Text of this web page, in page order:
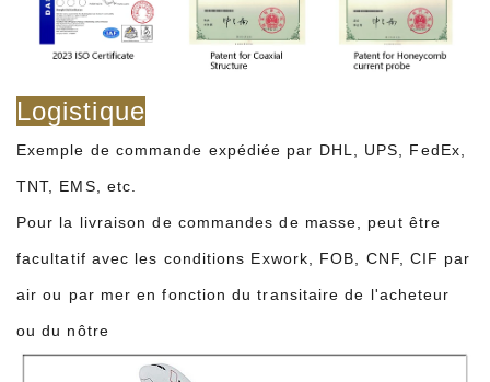
Logistique
Exemple de commande expédiée par DHL, UPS, FedEx,
TNT, EMS, etc.
Pour la livraison de commandes de masse, peut être
facultatif avec les conditions Exwork, FOB, CNF, CIF par
air ou par mer en fonction du transitaire de l'acheteur
ou du nôtre